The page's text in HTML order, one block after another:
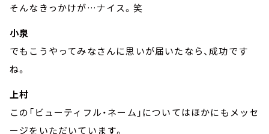
そんなきっかけが…ナイス。笑
小泉
でもこうやってみなさんに思いが届いたなら、成功です
ね。
上村
この「ビューティフル・ネーム」についてはほかにもメッセ
ージをいただいています。